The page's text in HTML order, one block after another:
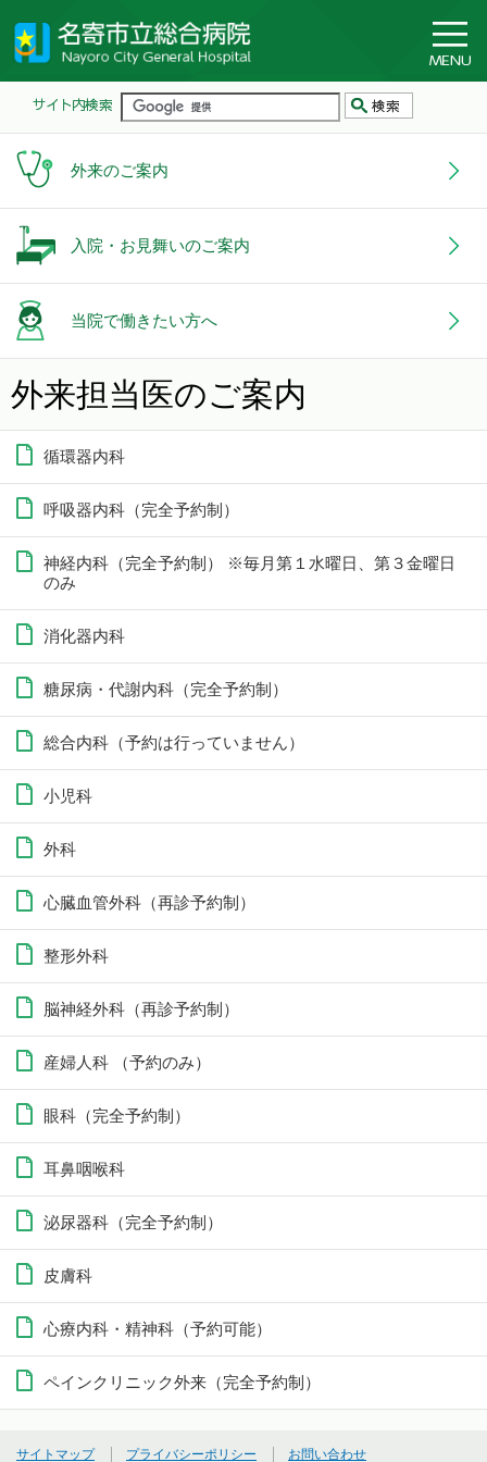
外来のご案内
入院・お見舞いのご案内
当院で働きたい方へ
外来担当医のご案内
循環器内科
呼吸器内科（完全予約制）
神経内科（完全予約制） ※毎月第１水曜日、第３金曜日
のみ
消化器内科
糖尿病・代謝内科（完全予約制）
総合内科（予約は行っていません）
小児科
外科
心臓血管外科（再診予約制）
整形外科
脳神経外科（再診予約制）
産婦人科 （予約のみ）
眼科（完全予約制）
耳鼻咽喉科
泌尿器科（完全予約制）
皮膚科
心療内科・精神科（予約可能）
ペインクリニック外来（完全予約制）
サイトマップ プライバシーポリシー お問い合わせ